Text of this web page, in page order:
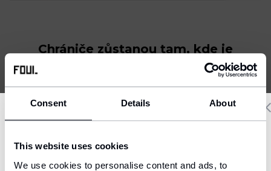
Consent Details About
This website uses cookies
We use cookies to personalise content and ads, to
Chrániče zůstanou tam, kde je
your location.